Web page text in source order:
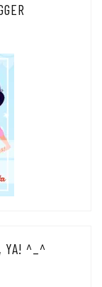
YA! ^_^